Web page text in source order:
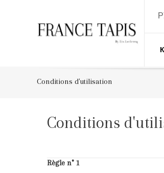
Conditions d'utilisation
Conditions
Règle n° 1